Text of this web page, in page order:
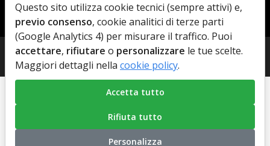
Di chi Ã¨ MediacareFibra
AdCapital Agenzie Immobiliari
© Copyright 2026 AdCapital S.r.L. - P.Iva: IT11372821006 -
Privacy Policy-Cookie Policy
Questo sito utilizza cookie tecnici (sempre attivi) e,
previo consenso, cookie analitici di terze parti
(Google Analytics 4) per misurare il traffico. Puoi
accettare, rifiutare o personalizzare le tue scelte.
Maggiori dettagli nella cookie policy.
Accetta tutto
Rifiuta tutto
Personalizza